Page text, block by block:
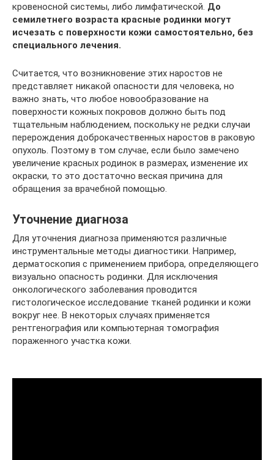
кровеносной системы, либо лимфатической. До
семилетнего возраста красные родинки могут
исчезать с поверхности кожи самостоятельно, без
специального лечения.
Считается, что возникновение этих наростов не
представляет никакой опасности для человека, но
важно знать, что любое новообразование на
поверхности кожных покровов должно быть под
тщательным наблюдением, поскольку не редки случаи
перерождения доброкачественных наростов в раковую
опухоль. Поэтому в том случае, если было замечено
увеличение красных родинок в размерах, изменение их
окраски, то это достаточно веская причина для
обращения за врачебной помощью.
Уточнение диагноза
Для уточнения диагноза применяются различные
инструментальные методы диагностики. Например,
дерматоскопия с применением прибора, определяющего
визуально опасность родинки. Для исключения
онкологического заболевания проводится
гистологическое исследование тканей родинки и кожи
вокруг нее. В некоторых случаях применяется
рентгенография или компьютерная томография
пораженного участка кожи.